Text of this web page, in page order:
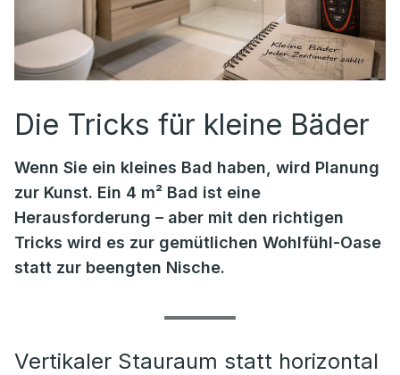
Die Tricks für kleine Bäder
Wenn Sie ein kleines Bad haben, wird Planung
zur Kunst. Ein 4 m² Bad ist eine
Herausforderung – aber mit den richtigen
Tricks wird es zur gemütlichen Wohlfühl-Oase
statt zur beengten Nische.
Vertikaler Stauraum statt horizontal